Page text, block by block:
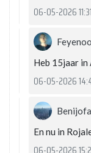
06-05-2026 11:31
Heb 15jaar in
06-05-2026
En nu in